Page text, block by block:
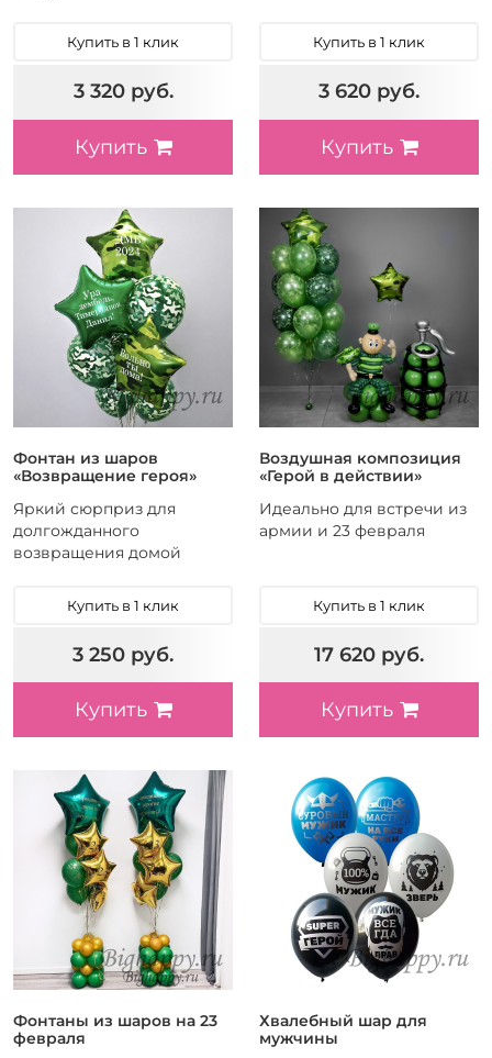
Купить в 1 клик
3 320 руб.
Купить
Купить в 1 клик
3 620 руб.
Купить
Фонтан из шаров
«Возвращение героя»
Яркий сюрприз для
долгожданного
возвращения домой
Купить в 1 клик
3 250 руб.
Купить
Воздушная композиция
«Герой в действии»
Идеально для встречи из
армии и 23 февраля
Купить в 1 клик
17 620 руб.
Купить
Фонтаны из шаров на 23
февраля
Хвалебный шар для
мужчины